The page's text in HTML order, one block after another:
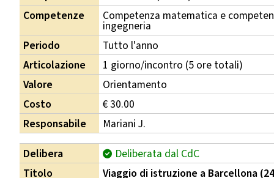
Competenze
Competenza matematica e
ingegneria
Periodo
Tutto l'anno
Articolazione
1 giorno/incontro (5 ore totali)
Valore
Orientamento
Costo
€ 30.00
Responsabile
Mariani J.
Delibera
Deliberata dal CdC
Titolo
Viaggio di istruzione a Barcellona